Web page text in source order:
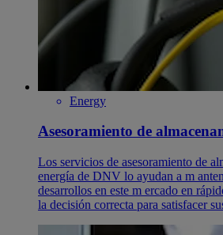
Energy
Asesoramiento de
Los servicios de asesoramiento de
energía de DNV lo ayudan a m
desarrollos en este m ercado en
la decisión correcta para satisfacer